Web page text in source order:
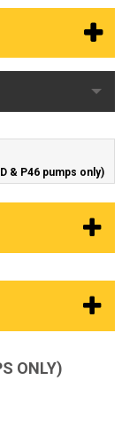
& P46 pumps only)
ONLY)